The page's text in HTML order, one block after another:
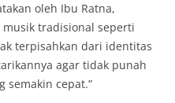
oleh Ibu Ratna,
tradisional seperti
terpisahkan dari identitas
agar tidak punah
semakin cepat.”